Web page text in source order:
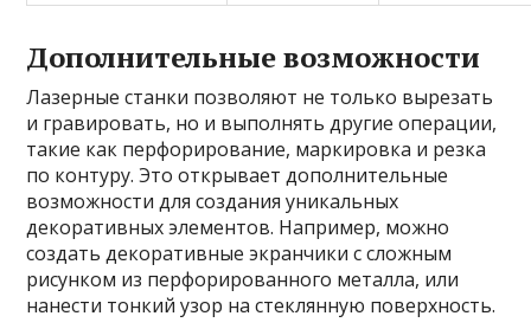
Дополнительные возможности
Лазерные станки позволяют не только вырезать
и гравировать, но и выполнять другие операции,
такие как перфорирование, маркировка и резка
по контуру. Это открывает дополнительные
возможности для создания уникальных
декоративных элементов. Например, можно
создать декоративные экранчики с сложным
рисунком из перфорированного металла, или
нанести тонкий узор на стеклянную поверхность.